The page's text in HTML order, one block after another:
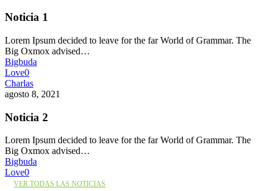
Noticia 1
Lorem Ipsum decided to leave for the far World of Grammar. The
Big Oxmox advised…
Bigbuda
Love0
Charlas
agosto 8, 2021
Noticia 2
Lorem Ipsum decided to leave for the far World of Grammar. The
Big Oxmox advised…
Bigbuda
Love0
VER TODAS LAS NOTICIAS